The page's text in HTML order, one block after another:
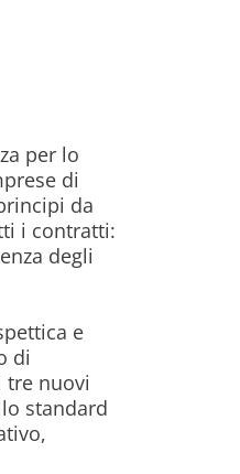
per lo
di
da
i contratti:
degli
e
di
tre nuovi
standard